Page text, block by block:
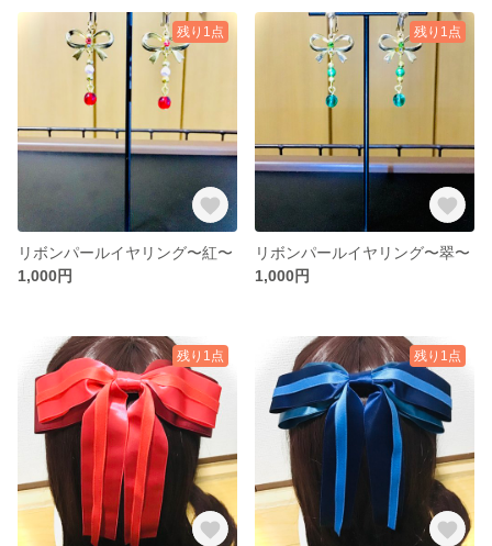
残り1点
リボンパールイヤリング〜紅〜
1,000円
残り1点
リボンパールイヤリング〜翠〜
1,000円
残り1点 残り1点